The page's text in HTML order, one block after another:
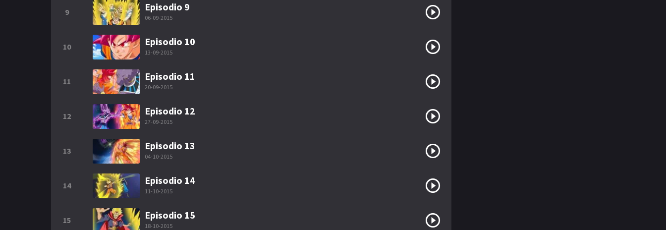
9 Episodio 9
06-09-2015
10 Episodio 10
13-09-2015
11 Episodio 11
20-09-2015
12 Episodio 12
27-09-2015
13 Episodio 13
04-10-2015
14 Episodio 14
11-10-2015
15 Episodio 15
18-10-2015